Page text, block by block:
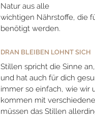
Natur aus alle
wichtigen Nährstoffe, die
benötigt werden.
DRAN BLEIBEN LOHNT SICH
Stillen spricht die Sinne
und hat auch für dich
immer so einfach, wie wir
kommen mit
müssen das Stillen